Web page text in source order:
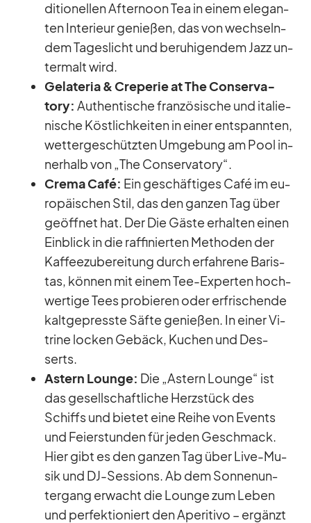
di­tio­nel­len Af­ter­noon Tea in ei­nem ele­gan­
ten In­te­ri­eur ge­nie­ßen, das von wech­seln­
dem Ta­ges­licht und be­ru­hi­gen­dem Jazz un­
ter­malt wird.
Ge­la­te­ria & Cre­pe­rie at The Con­ser­va­
tory: Au­then­ti­sche fran­zö­si­sche und ita­lie­
ni­sche Köst­lich­kei­ten in ei­ner ent­spann­ten,
wet­ter­ge­schütz­ten Um­ge­bung am Pool in­
ner­halb von „The Con­ser­va­tory“.
Crema Café: Ein ge­schäf­ti­ges Café im eu­
ro­päi­schen Stil, das den gan­zen Tag über
ge­öff­net hat. Der Die Gäste er­hal­ten ei­nen
Ein­blick in die raf­fi­nier­ten Me­tho­den der
Kaf­fee­zu­be­rei­tung durch er­fah­rene Ba­ris­
tas, kön­nen mit ei­nem Tee-Ex­per­ten hoch­
wer­tige Tees pro­bie­ren oder er­fri­schende
kalt­ge­presste Säfte ge­nie­ßen. In ei­ner Vi­
trine lo­cken Ge­bäck, Ku­chen und Des­
serts.
As­tern Lounge: Die „As­tern Lounge“ ist
das ge­sell­schaft­li­che Herz­stück des
Schiffs und bie­tet eine Reihe von Events
und Fei­er­stun­den für je­den Ge­schmack.
Hier gibt es den gan­zen Tag über Live-Mu­
sik und DJ-Ses­si­ons. Ab dem Son­nen­un­
ter­gang er­wacht die Lounge zum Le­ben
und per­fek­tio­niert den Ape­ri­tivo – er­gänzt